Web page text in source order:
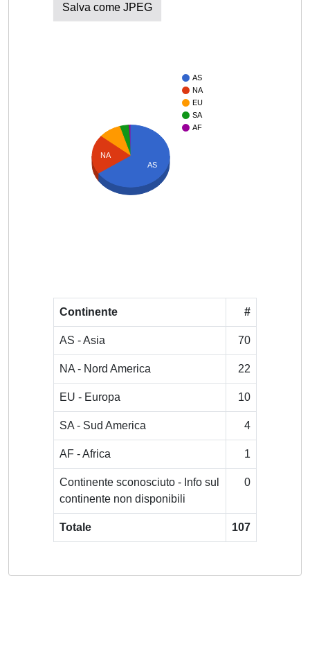
Salva come JPEG
AS
NA
EU
SA
AF
NA
AS
Continente #
AS - Asia 70
NA - Nord America 22
EU - Europa 10
SA - Sud America 4
AF - Africa 1
Continente sconosciuto - Info sul
continente non disponibili
0
Totale 107